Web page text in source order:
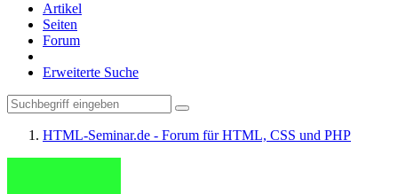
Artikel
Seiten
Forum
Erweiterte Suche
HTML-Seminar.de - Forum für HTML, CSS und PHP